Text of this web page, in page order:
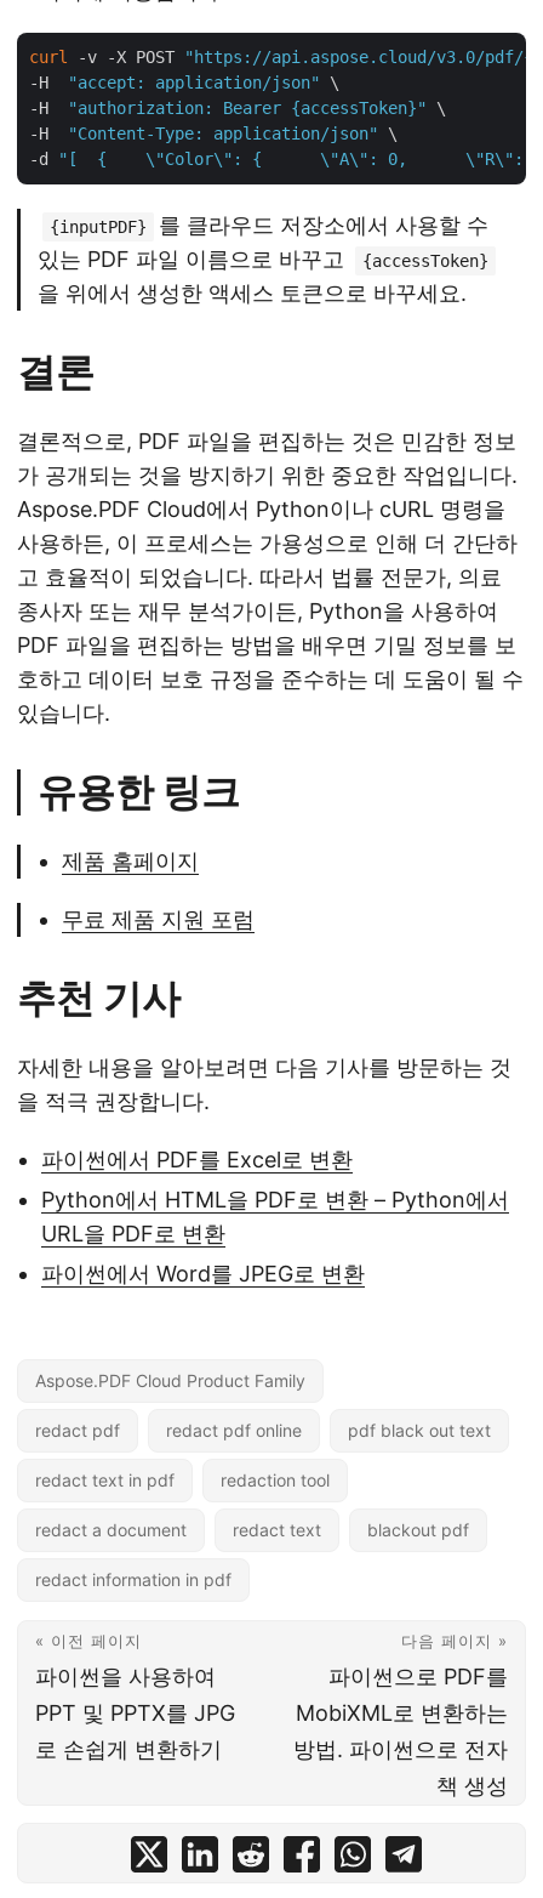
curl -v -X POST
"https://api.aspose.cloud/v3.0/pdf/
-H
"accept: application/json"
\
-H
"authorization: Bearer {accessToken}"
\
-H
"Content-Type: application/json"
\
-d
"[  {    \"Color\": {      \"A\": 0,      \"R\":
{inputPDF}
를 클라우드 저장소에서 사용할 수
있는 PDF 파일 이름으로 바꾸고
{accessToken}
을 위에서 생성한 액세스 토큰으로 바꾸세요.
결론
결론적으로, PDF 파일을 편집하는 것은 민감한 정보
가 공개되는 것을 방지하기 위한 중요한 작업입니다.
Aspose.PDF Cloud에서 Python이나 cURL 명령을
사용하든, 이 프로세스는 가용성으로 인해 더 간단하
고 효율적이 되었습니다. 따라서 법률 전문가, 의료
종사자 또는 재무 분석가이든, Python을 사용하여
PDF 파일을 편집하는 방법을 배우면 기밀 정보를 보
호하고 데이터 보호 규정을 준수하는 데 도움이 될 수
있습니다.
유용한 링크
제품 홈페이지
무료 제품 지원 포럼
추천 기사
자세한 내용을 알아보려면 다음 기사를 방문하는 것
을 적극 권장합니다.
파이썬에서 PDF를 Excel로 변환
Python에서 HTML을 PDF로 변환 – Python에서
URL을 PDF로 변환
파이썬에서 Word를 JPEG로 변환
Aspose.PDF Cloud Product Family
redact pdf redact pdf online pdf black out text
redact text in pdf redaction tool
redact a document redact text blackout pdf
redact information in pdf
« 이전 페이지
파이썬을 사용하여
PPT 및 PPTX를 JPG
로 손쉽게 변환하기
다음 페이지 »
파이썬으로 PDF를
MobiXML로 변환하는
방법. 파이썬으로 전자
책 생성